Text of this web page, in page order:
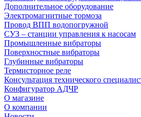
Дополнительное оборудование
Электромагнитные тормоза
Провод ВПП водопогружной
СУЗ – станции управления к насосам
Промышленные вибраторы
Поверхностные вибраторы
Глубинные вибраторы
Термисторное реле
Консультация технического
Конфигуратор АДЧР
О магазине
О компании